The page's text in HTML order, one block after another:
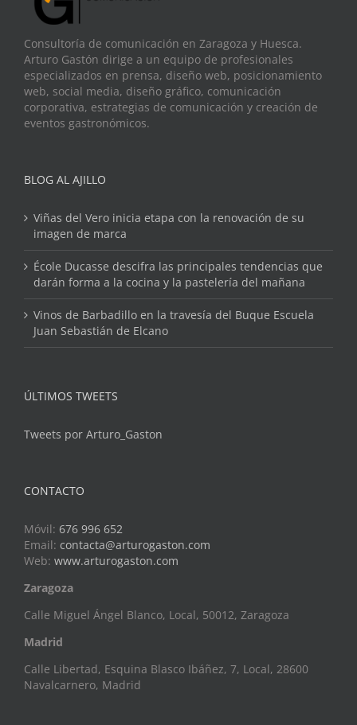
Consultoría de comunicación en Zaragoza y Huesca.
Arturo Gastón dirige a un equipo de profesionales
especializados en prensa, diseño web, posicionamiento
web, social media, diseño gráfico, comunicación
corporativa, estrategias de comunicación y creación de
eventos gastronómicos.
BLOG AL AJILLO
Viñas del Vero inicia etapa con la renovación de su
imagen de marca
École Ducasse descifra las principales tendencias que
darán forma a la cocina y la pastelería del mañana
Vinos de Barbadillo en la travesía del Buque Escuela
Juan Sebastián de Elcano
ÚLTIMOS TWEETS
Tweets por Arturo_Gaston
CONTACTO
Móvil: 676 996 652
Email: contacta@arturogaston.com
Web: www.arturogaston.com
Zaragoza
Calle Miguel Ángel Blanco, Local, 50012, Zaragoza
Madrid
Calle Libertad, Esquina Blasco Ibáñez, 7, Local, 28600
Navalcarnero, Madrid